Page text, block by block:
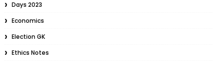
Days 2023
Economics
Election GK
Ethics Notes